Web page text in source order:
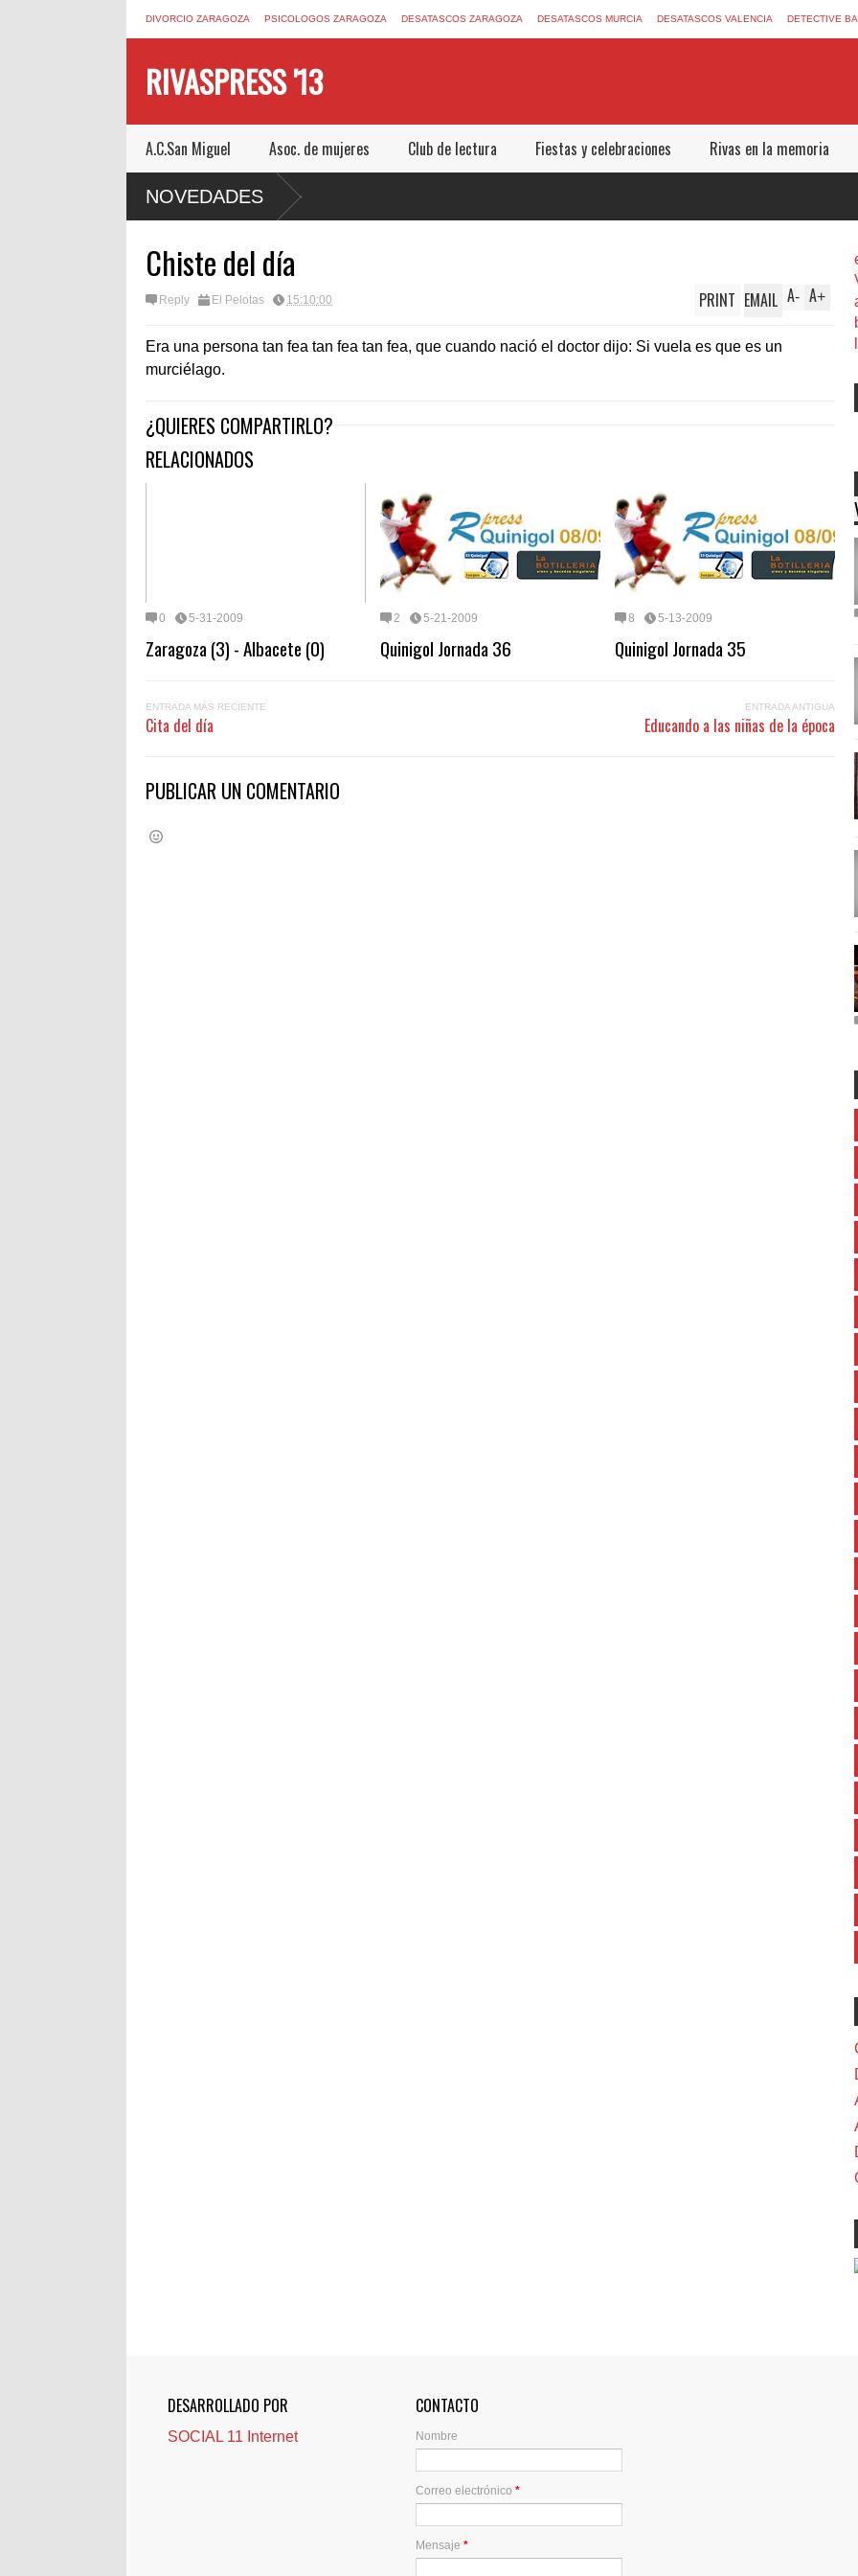
DIVORCIO ZARAGOZA PSICOLOGOS ZARAGOZA DESATASCOS ZARAGOZA DESATASCOS MURCIA DESATASCOS VALENCIA DETECTIVE
RIVASPRESS '13
A.C.San Miguel Asoc. de mujeres Club de lectura Fiestas y celebraciones Rivas en la memoria
NOVEDADES
Chiste del día
Reply El Pelotas 15:10:00 A+
A-
PRINT EMAIL
Era una persona tan fea tan fea tan fea, que cuando nació el doctor dijo: Si vuela es que es un
murciélago.
¿QUIERES COMPARTIRLO?
RELACIONADOS
0 5-31-2009
Zaragoza (3) - Albacete (0)
2 5-21-2009
Quinigol Jornada 36
8 5-13-2009
Quinigol Jornada 35
ENTRADA MÁS RECIENTE
Cita del día
ENTRADA ANTIGUA
Educando a las niñas de la época
PUBLICAR UN COMENTARIO
DESARROLLADO POR
SOCIAL 11 Internet
CONTACTO
Nombre
Correo electrónico*
Mensaje*